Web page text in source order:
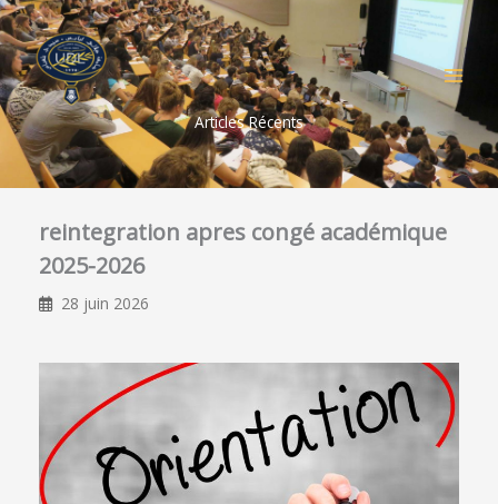
Aller
au
contenu
Articles Récents
reintegration apres congé académique
2025-2026
28 juin 2026